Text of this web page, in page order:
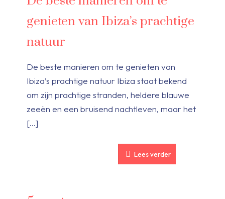
genieten van Ibiza’s prachtige
natuur
De beste manieren om te genieten van
Ibiza’s prachtige natuur Ibiza staat bekend
om zijn prachtige stranden, heldere blauwe
zeeën en een bruisend nachtleven, maar het
[…]
Lees verder